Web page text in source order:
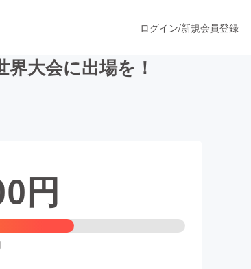
ファッション
ログイン/新規会員登録
大会に出場を！
円